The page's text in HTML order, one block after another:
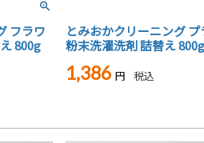
フラワ
800g
とみおかクリーニング プ
粉末洗濯洗剤 詰替え 800g
1,386 税込